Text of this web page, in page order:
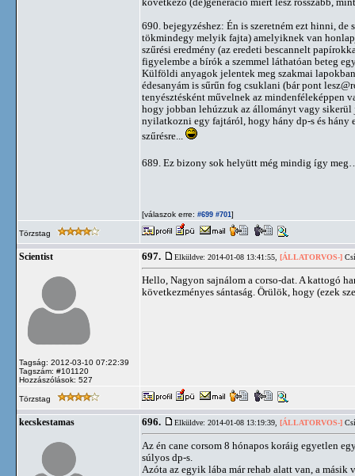
690. bejegyzéshez: Én is szeretném ezt hinni, de
tökmindegy melyik fajta) amelyiknek van
szűrési eredmény (az eredeti bescannelt
figyelembe a bírók a szemmel láthatóan beteg
Külföldi anyagok jelentek meg szakmai
édesanyám is sűrűn fog csuklani (bár pont
tenyésztésként művelnek az mindenféleképpen
hogy jobban lehúzzuk az állományt vagy
nyilatkozni egy fajtáról, hogy hány dp-s és hány
szűrésre...
689. Ez bizony sok helyütt még mindig így
[válaszok erre: #699 #701]
Törzstag
Scientist
Tagság: 2012-03-10 07:22:39
Tagszám: #101120
Hozzászólások: 527
697. Elküldve: 2014-01-08 13:41:55, [ÁLLATORVOS-]
Hello, Nagyon sajnálom a corso-dat. A kattogó
következményes sántaság. Örülök, hogy (ezek
Törzstag
kecskestamas 696. Elküldve: 2014-01-08 13:19:39, [ÁLLATORVOS-]
Az én cane corsom 8 hónapos koráig egyetlen
súlyos dp-s.
Azóta az egyik lába már rehab alatt van, a másik